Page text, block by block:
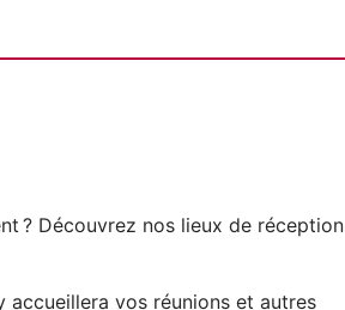
? Découvrez nos lieux de réception
accueillera vos réunions et autres